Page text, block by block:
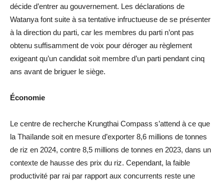
décide d’entrer au gouvernement. Les déclarations de
Watanya font suite à sa tentative infructueuse de se présenter
à la direction du parti, car les membres du parti n’ont pas
obtenu suffisamment de voix pour déroger au règlement
exigeant qu’un candidat soit membre d’un parti pendant cinq
ans avant de briguer le siège.
Économie
Le centre de recherche Krungthai Compass s’attend à ce que
la Thaïlande soit en mesure d’exporter 8,6 millions de tonnes
de riz en 2024, contre 8,5 millions de tonnes en 2023, dans un
contexte de hausse des prix du riz. Cependant, la faible
productivité par rai par rapport aux concurrents reste une